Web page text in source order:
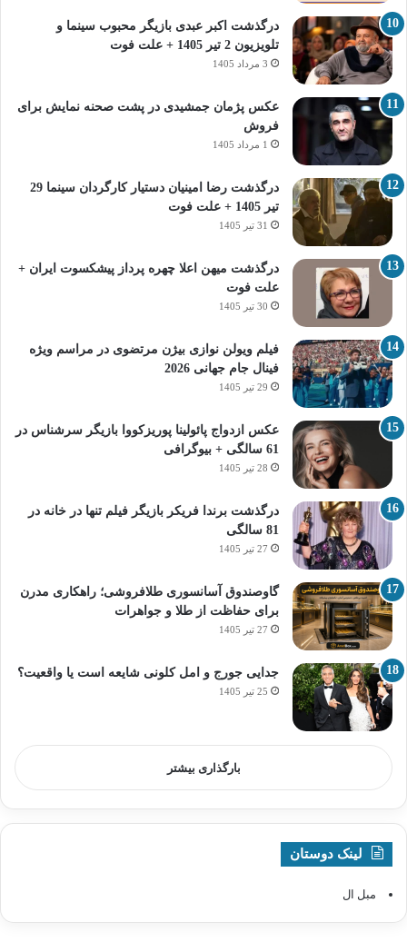
درگذشت اکبر عبدی بازیگر محبوب سینما و
تلویزیون 2 تیر 1405 + علت فوت
3 مرداد 1405
عکس پژمان جمشیدی در پشت صحنه نمایش برای
فروش
1 مرداد 1405
درگذشت رضا امینیان دستیار کارگردان سینما 29
تیر 1405 + علت فوت
31 تیر 1405
درگذشت میهن اعلا چهره پرداز پیشکسوت ایران +
علت فوت
30 تیر 1405
فیلم ویولن نوازی بیژن مرتضوی در مراسم ویژه
فینال جام جهانی 2026
29 تیر 1405
عکس ازدواج پائولینا پوریزکووا بازیگر سرشناس در
61 سالگی + بیوگرافی
28 تیر 1405
درگذشت برندا فریکر بازیگر فیلم تنها در خانه در
81 سالگی
27 تیر 1405
گاوصندوق آسانسوری طلافروشی؛ راهکاری مدرن
برای حفاظت از طلا و جواهرات
27 تیر 1405
جدایی جورج و امل کلونی شایعه است یا واقعیت؟
25 تیر 1405
بارگذاری بیشتر
لینک دوستان
مبل ال